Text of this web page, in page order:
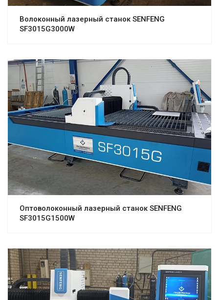
Волоконный лазерный станок SENFENG
SF3015G3000W
Оптоволоконный лазерный станок SENFENG
SF3015G1500W